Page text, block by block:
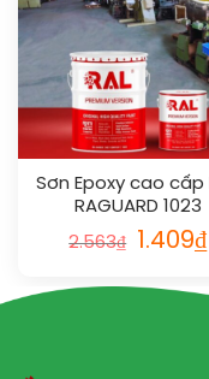
Sơn Epoxy cao cấp
RAGUARD 1023
2.563₫ 1.409₫